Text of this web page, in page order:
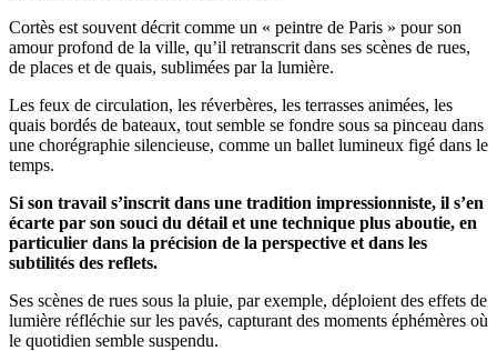
Cortès est souvent décrit comme un « peintre de Paris » pour son
amour profond de la ville, qu’il retranscrit dans ses scènes de rues,
de places et de quais, sublimées par la lumière.
Les feux de circulation, les réverbères, les terrasses animées, les
quais bordés de bateaux, tout semble se fondre sous sa pinceau dans
une chorégraphie silencieuse, comme un ballet lumineux figé dans le
temps.
Si son travail s’inscrit dans une tradition impressionniste, il s’en
écarte par son souci du détail et une technique plus aboutie, en
particulier dans la précision de la perspective et dans les
subtilités des reflets.
Ses scènes de rues sous la pluie, par exemple, déploient des effets de
lumière réfléchie sur les pavés, capturant des moments éphémères où
le quotidien semble suspendu.